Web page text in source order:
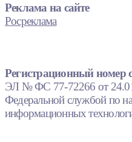
Реклама на сайте
Росреклама
Регистрационный номер
ЭЛ № ФС 77-72266 от
Федеральной службой по
информационных